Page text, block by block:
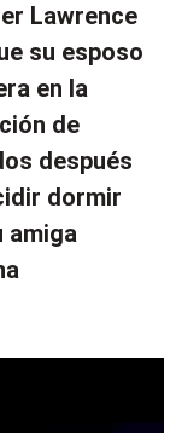
Lawrence
su esposo
en la
de
después
dormir
amiga